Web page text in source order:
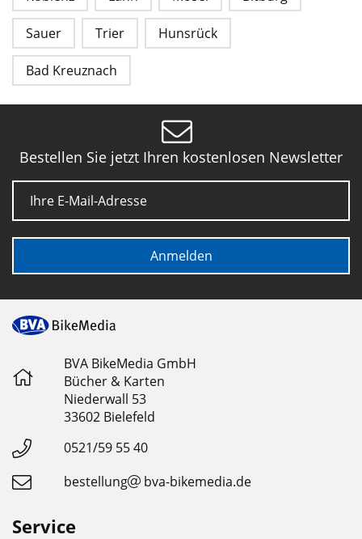
Sauer Trier Hunsrück
Bad Kreuznach
Bestellen Sie jetzt Ihren kostenlosen Newsletter
E-Mail
Anmelden
BVA BikeMedia GmbH
Bücher & Karten
Niederwall 53
33602 Bielefeld
0521/59 55 40
bestellung
bva-bikemedia.de
Service